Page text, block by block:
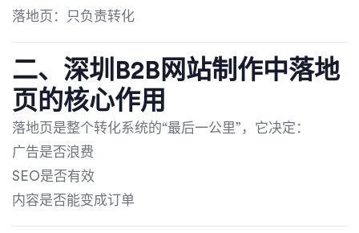
落地页：只负责转化
二、 深圳B2B网站制作中落地
页的核心作用
落地页是整个转化系统的“最后一公里”，它决定：
广告是否浪费
SEO是否有效
内容是否能变成订单